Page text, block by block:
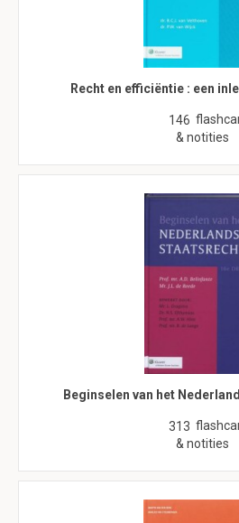
Recht en efficiëntie : een
146
& notities
Beginselen van het
313
& notities